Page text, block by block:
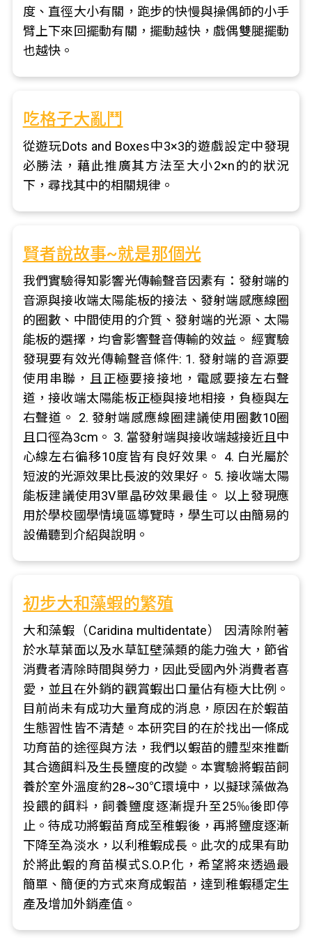
度、直徑大小有關，跑步的快慢與操偶師的小手
臂上下來回擺動有關，擺動越快，戲偶雙腿擺動
也越快。
吃格子大亂鬥
從遊玩Dots and Boxes中3×3的遊戲設定中發現
必勝法，藉此推廣其方法至大小2×n的的狀況
下，尋找其中的相關規律。
賢者說故事~就是那個光
我們實驗得知影響光傳輸聲音因素有：發射端的
音源與接收端太陽能板的接法、發射端感應線圈
的圈數、中間使用的介質、發射端的光源、太陽
能板的選擇，均會影響聲音傳輸的效益。 經實驗
發現要有效光傳輸聲音條件: 1. 發射端的音源要
使用串聯，且正極要接接地，電感要接左右聲
道，接收端太陽能板正極與接地相接，負極與左
右聲道。 2. 發射端感應線圈建議使用圈數10圈
且口徑為3cm。 3. 當發射端與接收端越接近且中
心線左右徧移10度皆有良好效果。 4. 白光屬於
短波的光源效果比長波的效果好。 5. 接收端太陽
能板建議使用3V單晶矽效果最佳。 以上發現應
用於學校國學情境區導覽時，學生可以由簡易的
設備聽到介紹與說明。
初步大和藻蝦的繁殖
大和藻蝦（Caridina multidentate） 因清除附著
於水草葉面以及水草缸壁藻類的能力強大，節省
消費者清除時間與勞力，因此受國內外消費者喜
愛，並且在外銷的觀賞蝦出口量佔有極大比例。
目前尚未有成功大量育成的消息，原因在於蝦苗
生態習性皆不清楚。本研究目的在於找出一條成
功育苗的途徑與方法，我們以蝦苗的體型來推斷
其合適餌料及生長鹽度的改變。本實驗將蝦苗飼
養於室外溫度約28~30℃環境中，以擬球藻做為
投餵的餌料，飼養鹽度逐漸提升至25‰後即停
止。待成功將蝦苗育成至稚蝦後，再將鹽度逐漸
下降至為淡水，以利稚蝦成長。此次的成果有助
於將此蝦的育苗模式S.O.P.化，希望將來透過最
簡單、簡便的方式來育成蝦苗，達到稚蝦穩定生
產及增加外銷產值。